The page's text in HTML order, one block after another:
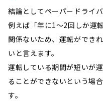
結論としてペーパードライ
例えば「年に1～2回しか運
関係ないため、運転ができ
いと言えます。
運転している期間が短いが
ることができないという場
す。